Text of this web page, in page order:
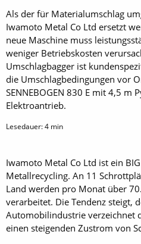
Als der für Materialumschlag
Iwamoto Metal Co Ltd ersetzt
neue Maschine muss
weniger Betriebskosten
Umschlagbagger ist
die Umschlagbedingungen vor
SENNEBOGEN 830 E mit 4,5 m
Elektroantrieb.
Lesedauer:4 min
Iwamoto Metal Co Ltd ist ein BIG
Metallrecycling. An 11
Land werden pro Monat über
verarbeitet. Die Tendenz steigt,
Automobilindustrie verzeichnet
einen steigenden Zustrom von